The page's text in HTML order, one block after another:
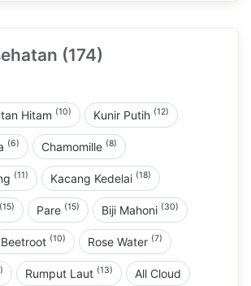
(174)
Hitam (10) Kunir Putih (12)
(6) Chamomille (8)
(11) Kacang Kedelai (18)
(15) Pare (15) Biji Mahoni (30)
Beetroot (10) Rose Water (7)
Rumput Laut (13) All Cloud